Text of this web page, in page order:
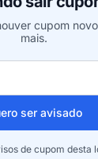
cupom
mais.
ser avisado
de cupom desta